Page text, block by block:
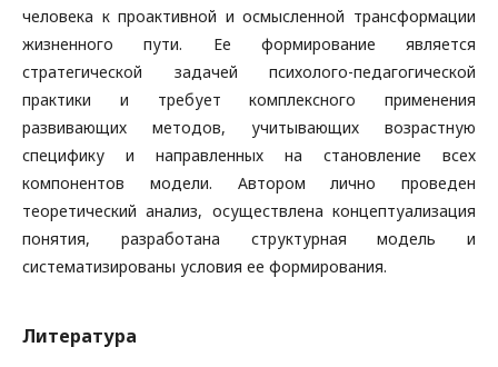
человека к проактивной и осмысленной трансформации
жизненного пути. Ее формирование является
стратегической задачей психолого-педагогической
практики и требует комплексного применения
развивающих методов, учитывающих возрастную
специфику и направленных на становление всех
компонентов модели. Автором лично проведен
теоретический анализ, осуществлена концептуализация
понятия, разработана структурная модель и
систематизированы условия ее формирования.
Литература